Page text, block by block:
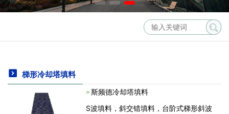
梯形冷却塔填料
斯频德冷却塔填料
S波填料，斜交错填料，台阶式梯形斜波